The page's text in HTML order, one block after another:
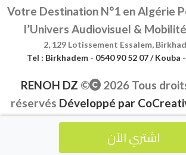
Votre Destination N°1 en Algérie
l’Univers Audiovisuel & Mobilité
2, 129 Lotissement Essalem,
Tel : Birkhadem - 0540 90 52 07 / Kouba
RENOH DZ ©
2026 Tous
réservés Développé par
اشتري الآن